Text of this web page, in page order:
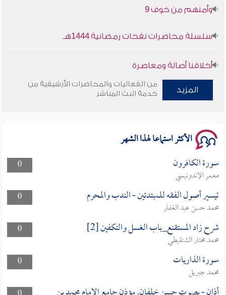
وأمنهم من خوف 9
سلسلة محاضرات نفحات رمضانية 1444هـ
أخلاقنا أصالة ومعاصرة
وأمنهم من خوف 9
المزيد
من الفعاليات والمحاضرات الأرشيفية من
خدمة البث المباشر
الأكثر استماعا لهذا الشهر
0 سورة الكافرون
معمر الإندونيسي
0
تيسير أصول الفقه للمبتدئين - الندب والمحرم
محمد حسن عبد الغفار
0
شرح زاد المستقنع_باب الغسل والتكفين [2]
محمد مختار الشنقيطي
0
سورة الذاريات
محمد جبريل